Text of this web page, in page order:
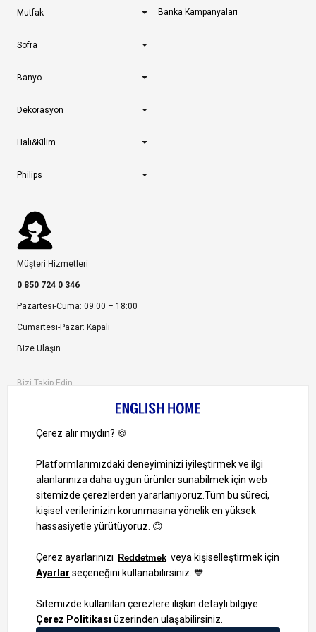
Mutfak
Sofra
Banyo
Dekorasyon
Halı&Kilim
Philips
Banka Kampanyaları
Müşteri Hizmetleri
0 850 724 0 346
Pazartesi-Cuma: 09:00 – 18:00
Cumartesi-Pazar: Kapalı
Bize Ulaşın
Bizi Takip Edin
1000 TL ve Üzeri Alışverişlerinizde Kargo Bedava!
Bilgi Toplum Hizmetleri
KVKK Veri İşleme Politikamız
Site Haritası